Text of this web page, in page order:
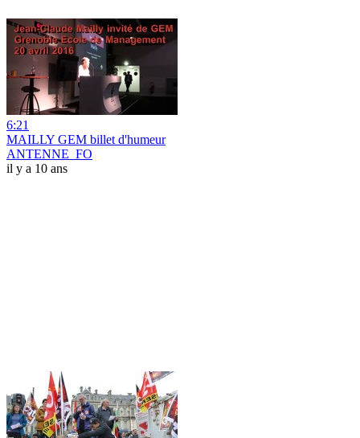
6:21
MAILLY GEM billet d'humeur
ANTENNE_FO
il y a 10 ans